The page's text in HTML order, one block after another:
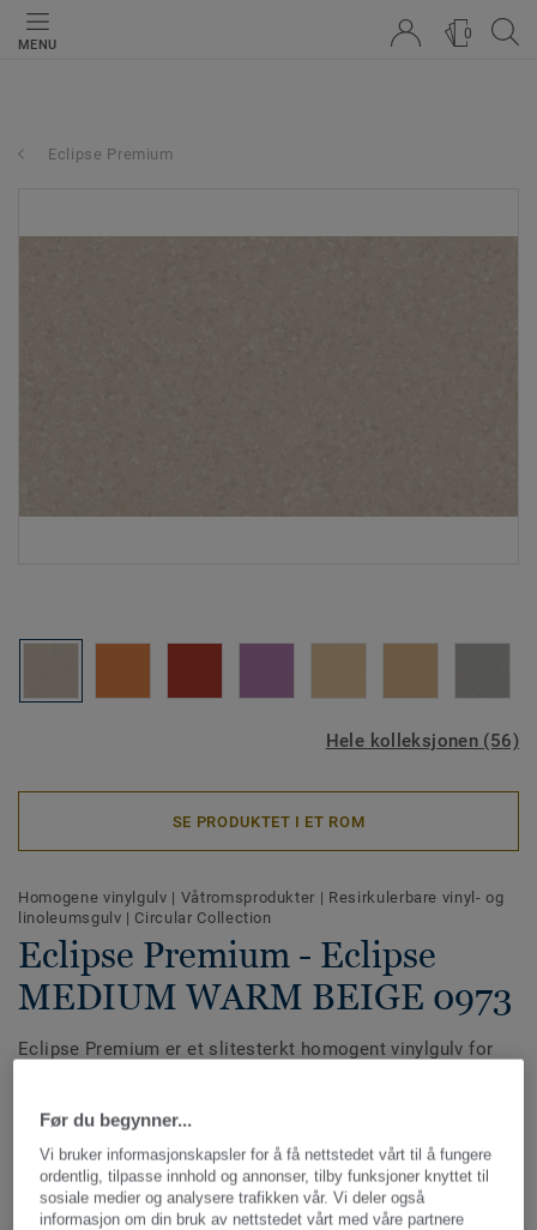
MENU
0
Eclipse Premium
Hele kolleksjonen (56)
SE PRODUKTET I ET ROM
Homogene vinylgulv | Våtromsprodukter | Resirkulerbare vinyl- og
linoleumsgulv | Circular Collection
Eclipse Premium - Eclipse
MEDIUM WARM BEIGE 0973
Eclipse Premium er et slitesterkt homogent vinylgulv for
Premium finnes i 56 farger fordelt på to designvarianter;
Classic – tydelige kontraster med kombinasjoner av
lyse og mørke nyanser
Se mer
NØKKELEGENSKAPER
Før du begynner...
Vi bruker informasjonskapsler for å få nettstedet vårt til å fungere
ordentlig, tilpasse innhold og annonser, tilby funksjoner knyttet til
sosiale medier og analysere trafikken vår. Vi deler også
informasjon om din bruk av nettstedet vårt med våre partnere